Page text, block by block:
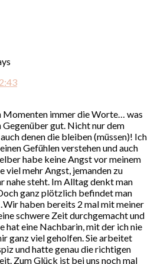
Momenten immer die Worte… was
Gegenüber gut. Nicht nur dem
denen die bleiben (müssen)! Ich
Gefühlen verstehen und auch
habe keine Angst vor meinem
viel mehr Angst, jemanden zu
nahe steht. Im Alltag denkt man
ganz plötzlich befindet man
haben bereits 2 mal mit meiner
schwere Zeit durchgemacht und
hat eine Nachbarin, mit der ich nie
ganz viel geholfen. Sie arbeitet
und hatte genau die richtigen
Zum Glück ist bei uns noch mal